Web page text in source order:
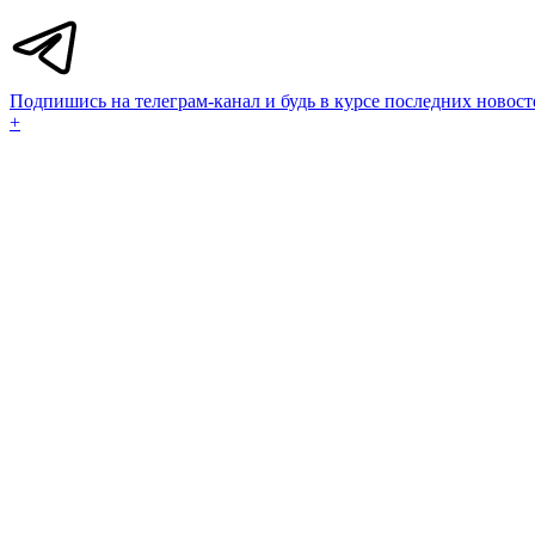
Подпишись на телеграм-канал и будь в курсе последних
+